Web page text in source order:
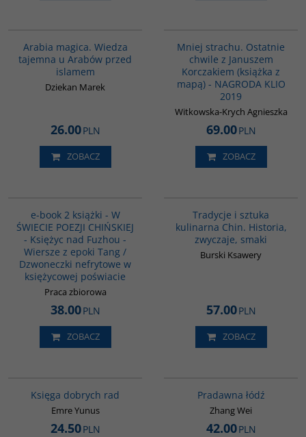
Arabia magica. Wiedza
tajemna u Arabów przed
islamem
Dziekan Marek
26.00PLN
ZOBACZ
Mniej strachu. Ostatnie
chwile z Januszem
Korczakiem (książka z
mapą) - NAGRODA KLIO
2019
Witkowska-Krych Agnieszka
69.00PLN
ZOBACZ
e-book 2 książki - W
ŚWIECIE POEZJI CHIŃSKIEJ
- Księżyc nad Fuzhou -
Wiersze z epoki Tang /
Dzwoneczki nefrytowe w
księżycowej poświacie
Praca zbiorowa
38.00PLN
ZOBACZ
Tradycje i sztuka
kulinarna Chin. Historia,
zwyczaje, smaki
Burski Ksawery
57.00PLN
ZOBACZ
Księga dobrych rad
Emre Yunus
24.50PLN
Pradawna łódź
Zhang Wei
42.00PLN